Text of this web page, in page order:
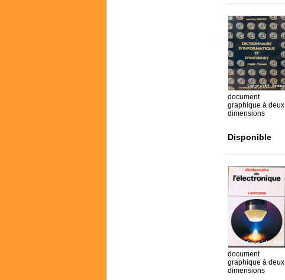
document
graphique à deux
dimensions
Disponible
document
graphique à deux
dimensions